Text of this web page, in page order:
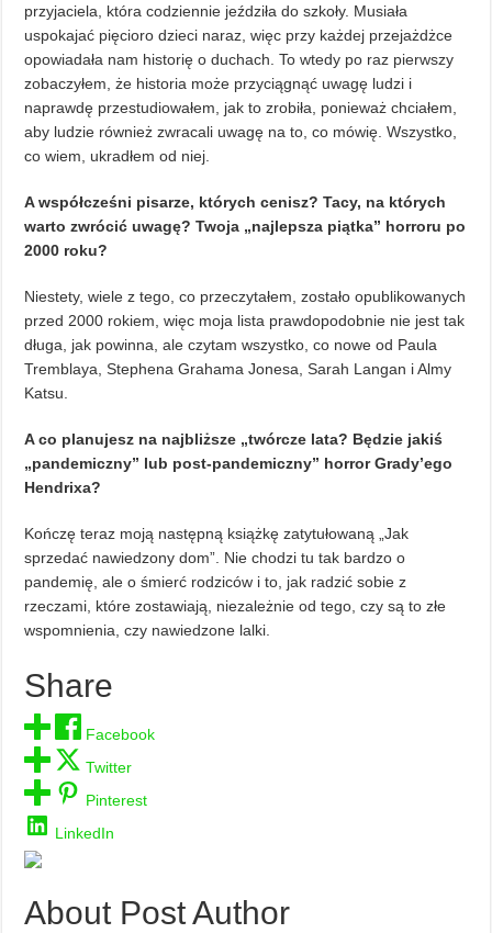
przyjaciela, która codziennie jeździła do szkoły. Musiała
uspokajać pięcioro dzieci naraz, więc przy każdej przejażdżce
opowiadała nam historię o duchach. To wtedy po raz pierwszy
zobaczyłem, że historia może przyciągnąć uwagę ludzi i
naprawdę przestudiowałem, jak to zrobiła, ponieważ chciałem,
aby ludzie również zwracali uwagę na to, co mówię. Wszystko,
co wiem, ukradłem od niej.
A współcześni pisarze, których cenisz? Tacy, na których
warto zwrócić uwagę? Twoja „najlepsza piątka” horroru po
2000 roku?
Niestety, wiele z tego, co przeczytałem, zostało opublikowanych
przed 2000 rokiem, więc moja lista prawdopodobnie nie jest tak
długa, jak powinna, ale czytam wszystko, co nowe od Paula
Tremblaya, Stephena Grahama Jonesa, Sarah Langan i Almy
Katsu.
A co planujesz na najbliższe „twórcze lata? Będzie jakiś
„pandemiczny” lub post-pandemiczny” horror Grady’ego
Hendrixa?
Kończę teraz moją następną książkę zatytułowaną „Jak
sprzedać nawiedzony dom”. Nie chodzi tu tak bardzo o
pandemię, ale o śmierć rodziców i to, jak radzić sobie z
rzeczami, które zostawiają, niezależnie od tego, czy są to złe
wspomnienia, czy nawiedzone lalki.
Share
Facebook
Twitter
Pinterest
LinkedIn
About Post Author